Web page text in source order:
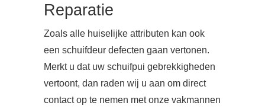
Reparatie
Zoals alle huiselijke attributen kan ook
een schuifdeur defecten gaan vertonen.
Merkt u dat uw schuifpui gebrekkigheden
vertoont, dan raden wij u aan om direct
contact op te nemen met onze vakmannen